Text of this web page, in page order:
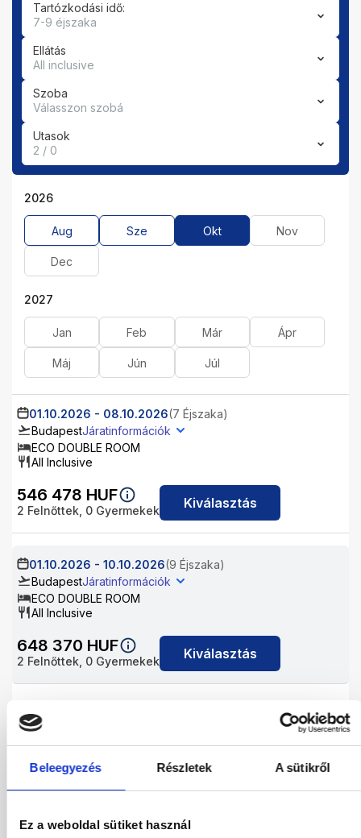
Beleegyezés Részletek A sütikről
Ez a weboldal sütiket használ
Tartózkodási idő:
7-9 éjszaka
Ellátás
All inclusive
Szoba
Válasszon szobá
Utasok
2 / 0
2026
Aug Sze Okt Nov
Dec
2027
Jan Feb Már Ápr
Máj Jún Júl
01.10.2026 - 08.10.2026(7 Éjszaka)
BudapestJáratinformációk
ECO DOUBLE ROOM
All Inclusive
546 478 HUF
2 Felnőttek, 0 Gyermekek Kiválasztás
01.10.2026 - 10.10.2026(9 Éjszaka)
BudapestJáratinformációk
ECO DOUBLE ROOM
All Inclusive
648 370 HUF
2 Felnőttek, 0 Gyermekek Kiválasztás
02.10.2026
Budapest
ECO DOUBLE ROOM
All Inclusive
546 478HUF